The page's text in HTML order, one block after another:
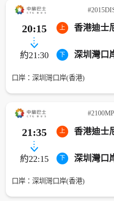
20:15
約21:30
上 香港迪士
下 深圳灣口
口岸：深圳灣口岸(香港)
21:35
約22:15
上 香港迪士
下 深圳灣口
口岸：深圳灣口岸(香港)